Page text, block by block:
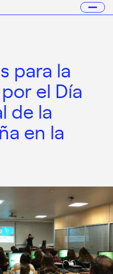
para la
el Día
de la
en la